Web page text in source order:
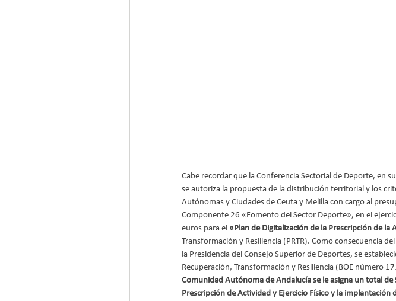
Cabe recordar que la Conferencia Sectorial de Deporte, en
se autoriza la propuesta de la distribución territorial y los
Autónomas y Ciudades de Ceuta y Melilla con cargo al
Componente 26 «Fomento del Sector Deporte», en el
euros para el «Plan de Digitalización de la Prescripción de la
Transformación y Resiliencia (PRTR). Como consecuencia
la Presidencia del Consejo Superior de Deportes, se
Recuperación, Transformación y Resiliencia (BOE número
Comunidad Autónoma de Andalucía se le asigna un total
Prescripción de Actividad y Ejercicio Físico y la